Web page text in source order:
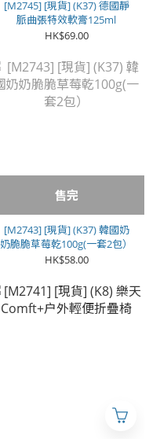
[M2745] [現貨] (K37) 德國靜
脈曲張特效軟膏125ml
HK$69.00
售完
[M2743] [現貨] (K37) 韓國奶
奶脆脆草莓乾100g(一套2包）
HK$58.00